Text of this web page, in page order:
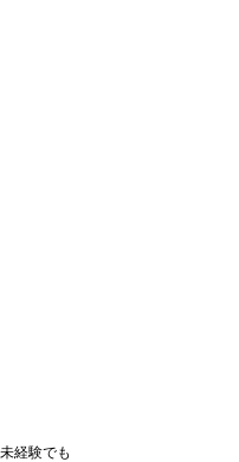
経験でも